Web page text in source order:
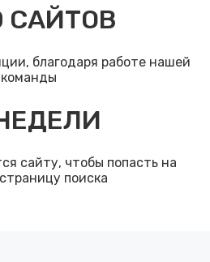
САЙТОВ
благодаря работе нашей
команды
сайту, чтобы попасть на
поиска